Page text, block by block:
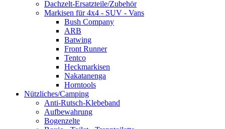
Dachzelt-Ersatzteile/Zubehör
Markisen für 4x4 - SUV - Vans
Bush Company
ARB
Batwing
Front Runner
Tentco
Heckmarkisen
Nakatanenga
Horntools
Nützliches/Camping
Anti-Rutsch-Klebeband
Aufbewahrung
Bogenzelte